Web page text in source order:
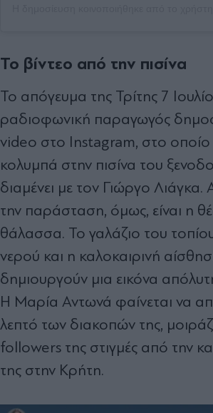
Το βίντεο από την πισίνα
Το απόγευμα της Τρίτης 7
ραδιοφωνική παραγωγός
video στο Instagram, στο οποίο
κολυμπά στην πισίνα του
διαμένει με τον Γιώργο Λιάγκα.
την παράσταση, όμως, είναι η
θάλασσα. Το γαλάζιο του
νερού και η καλοκαιρινή
δημιουργούν μια εικόνα
Η Μαρία Αντωνά φαίνεται να
λεπτό των διακοπών της,
followers της στιγμές από την
της στην Κρήτη.